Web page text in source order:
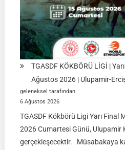
TGASDF KÖKBÖRÜ LİGİ |
Ağustos 2026 | Ulupamir-
geleneksel tarafından
6 Ağustos 2026
TGASDF Kökbörü Ligi Yarı Final
2026 Cumartesi Günü, Ulupamir
gerçekleşecektir. Müsabakaya